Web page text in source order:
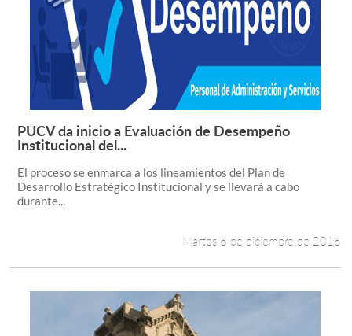
Leer más +
PUCV da inicio a Evaluación de Desempeño
Institucional del...
El proceso se enmarca a los lineamientos del Plan de
Desarrollo Estratégico Institucional y se llevará a cabo
durante...
Martes 6 de diciembre de 2016